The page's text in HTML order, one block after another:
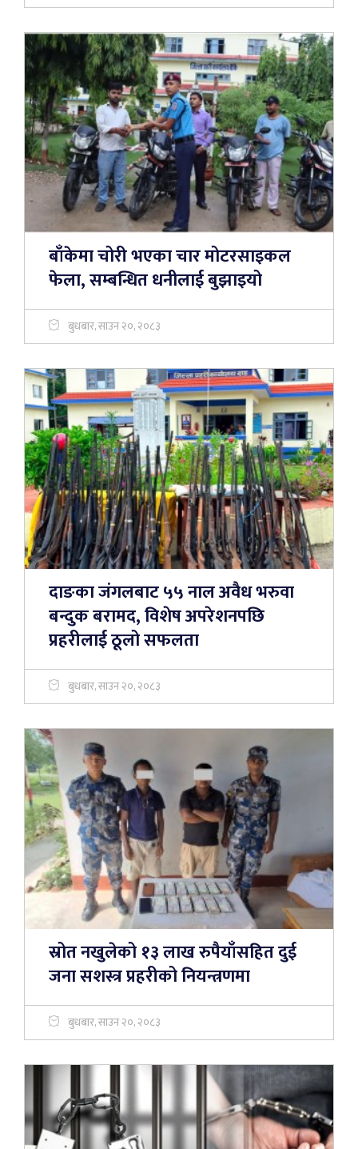
बाँकेमा चोरी भएका चार मोटरसाइकल
फेला, सम्बन्धित धनीलाई बुझाइयो
बुधबार, साउन २०, २०८३
दाङका जंगलबाट ५५ नाल अवैध भरुवा
बन्दुक बरामद, विशेष अपरेशनपछि
प्रहरीलाई ठूलो सफलता
बुधबार, साउन २०, २०८३
स्रोत नखुलेको १३ लाख रुपैयाँसहित दुई
जना सशस्त्र प्रहरीको नियन्त्रणमा
बुधबार, साउन २०, २०८३